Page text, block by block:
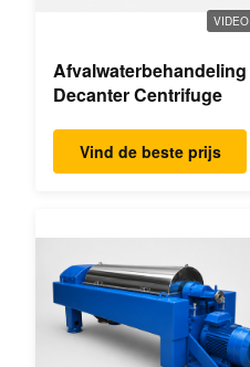
VIDEO
Afvalwaterbehandeling
Decanter Centrifuge
Vind de beste prijs